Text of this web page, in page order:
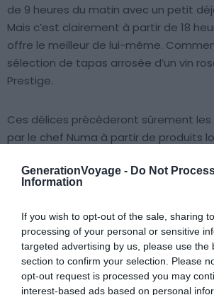
GenerationVoyage - Do Not
Information
If you wish to opt-out of the sale, sharing
processing of your personal or sensitive
targeted advertising by us, please use the
section to confirm your selection. Please
opt-out request is processed you may
interest-based ads based on personal
de 9 heures du matin avec un petit
Mais c’est clairement à partir de 18
offre le meilleur de lui-même.
sélection de tapas arrosée d’un vin
Prestige.
Ces délices précèderont sûrement
par le chef Numa à partir de produits
gourmandes, dorade entière, poulet
l’assiette ou encore pizza à la truffe
géantes. Sinon, faites dans la
À lire aussi sur le guide